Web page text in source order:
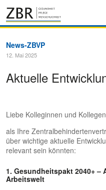
News-ZBVP
12. Mai 2025
Aktuelle
Liebe Kolleginnen und
als Ihre
über wichtige aktuelle
relevant sein könnten:
1. Gesundheitspakt 2040+
Arbeitswelt